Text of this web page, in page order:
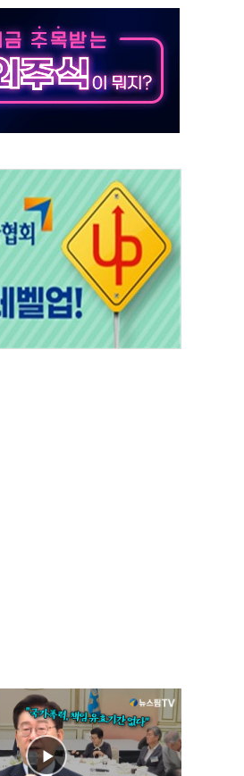
남 경선 앞두고 총력전
주목
·한동훈 동참